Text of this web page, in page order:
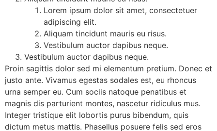
Lorem ipsum dolor sit amet, consectetuer
adipiscing elit.
Aliquam tincidunt mauris eu risus.
Vestibulum auctor dapibus neque.
Vestibulum auctor dapibus neque.
Proin sagittis dolor sed mi elementum pretium. Donec et
justo ante. Vivamus egestas sodales est, eu rhoncus
urna semper eu. Cum sociis natoque penatibus et
magnis dis parturient montes, nascetur ridiculus mus.
Integer tristique elit lobortis purus bibendum, quis
dictum metus mattis. Phasellus posuere felis sed eros